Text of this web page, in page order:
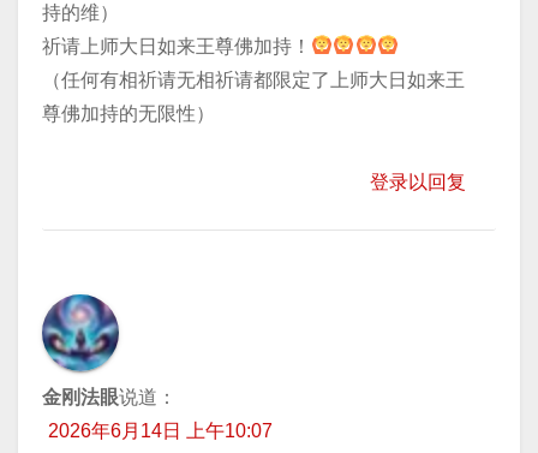
持的维）
祈请上师大日如来王尊佛加持！
（任何有相祈请无相祈请都限定了上师大日如来王
尊佛加持的无限性）
登录以回复
金刚法眼说道：
2026年6月14日 上午10:07